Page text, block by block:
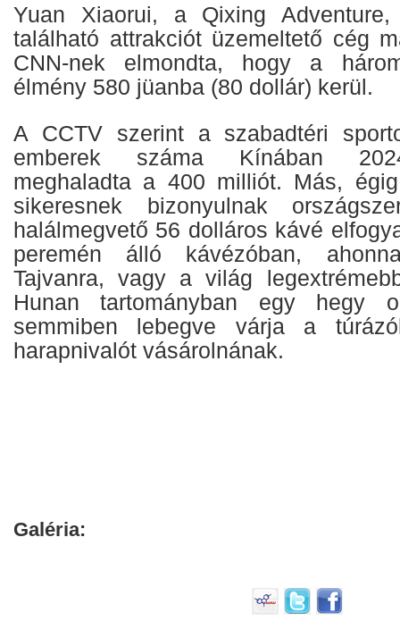
Yuan Xiaorui, a Qixing Adventure,
található attrakciót üzemeltető cég
CNN-nek elmondta, hogy a
élmény 580 jüanba (80 dollár) kerül.
A CCTV szerint a szabadtéri
emberek száma Kínában
meghaladta a 400 milliót. Más,
sikeresnek bizonyulnak
halálmegvető 56 dolláros kávé
peremén álló kávézóban,
Tajvanra, vagy a világ
Hunan tartományban egy hegy
semmiben lebegve várja a
harapnivalót vásárolnának.
Galéria: